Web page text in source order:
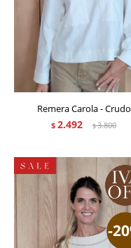
Remera Carola - Crudo
$ 2.492 $3.800